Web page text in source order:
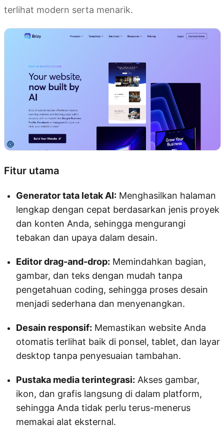
terlihat modern serta menarik.
Fitur utama
Generator tata letak AI: Menghasilkan halaman
lengkap dengan cepat berdasarkan jenis proyek
dan konten Anda, sehingga mengurangi
tebakan dan upaya dalam desain.
Editor drag-and-drop: Memindahkan bagian,
gambar, dan teks dengan mudah tanpa
pengetahuan coding, sehingga proses desain
menjadi sederhana dan menyenangkan.
Desain responsif: Memastikan website Anda
otomatis terlihat baik di ponsel, tablet, dan layar
desktop tanpa penyesuaian tambahan.
Pustaka media terintegrasi: Akses gambar,
ikon, dan grafis langsung di dalam platform,
sehingga Anda tidak perlu terus-menerus
memakai alat eksternal.